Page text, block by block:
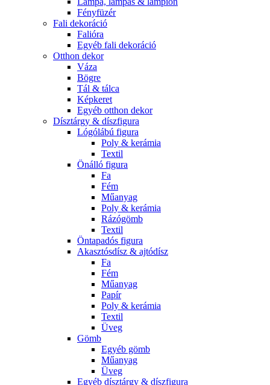
Fényfüzér
Fali dekoráció
Falióra
Egyéb fali dekoráció
Otthon dekor
Váza
Bögre
Tál & tálca
Képkeret
Egyéb otthon dekor
Dísztárgy & díszfigura
Lógólábú figura
Poly & kerámia
Textil
Önálló figura
Fa
Fém
Műanyag
Poly & kerámia
Rázógömb
Textil
Öntapadós figura
Akasztósdísz & ajtódísz
Fa
Fém
Műanyag
Papír
Poly & kerámia
Textil
Üveg
Gömb
Egyéb gömb
Műanyag
Üveg
Egyéb dísztárgy & díszfigura